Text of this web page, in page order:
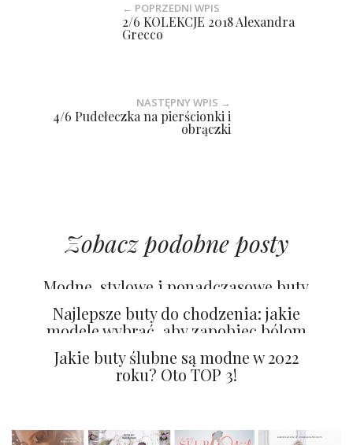
← POPRZEDNI WPIS
2/6 KOLEKCJE 2018 Alexandra
Grecco
NASTĘPNY WPIS →
4/6 Pudełeczka na pierścionki i
obrączki
Zobacz podobne posty
Modne, stylowe i ponadczasowe buty
ślubne
Najlepsze buty do chodzenia: jakie
modele wybrać, aby zapobiec bólom
Jakie buty ślubne są modne w 2022
roku? Oto TOP 3!